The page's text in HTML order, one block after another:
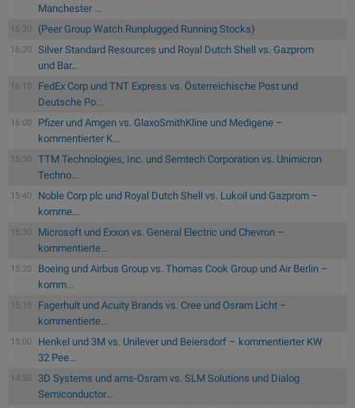
Manchester ...
16:30 (Peer Group Watch Runplugged Running Stocks)
16:20
Silver Standard Resources und Royal Dutch Shell vs. Gazprom
und Bar...
16:10
FedEx Corp und TNT Express vs. Österreichische Post und
Deutsche Po...
16:00
Pfizer und Amgen vs. GlaxoSmithKline und Medigene –
kommentierter K...
15:50
TTM Technologies, Inc. und Semtech Corporation vs. Unimicron
Techno...
15:40
Noble Corp plc und Royal Dutch Shell vs. Lukoil und Gazprom –
komme...
15:30
Microsoft und Exxon vs. General Electric und Chevron –
kommentierte...
15:20
Boeing und Airbus Group vs. Thomas Cook Group und Air Berlin –
komm...
15:10
Fagerhult und Acuity Brands vs. Cree und Osram Licht –
kommentierte...
15:00
Henkel und 3M vs. Unilever und Beiersdorf – kommentierter KW
32 Pee...
14:50
3D Systems und ams-Osram vs. SLM Solutions und Dialog
Semiconductor...